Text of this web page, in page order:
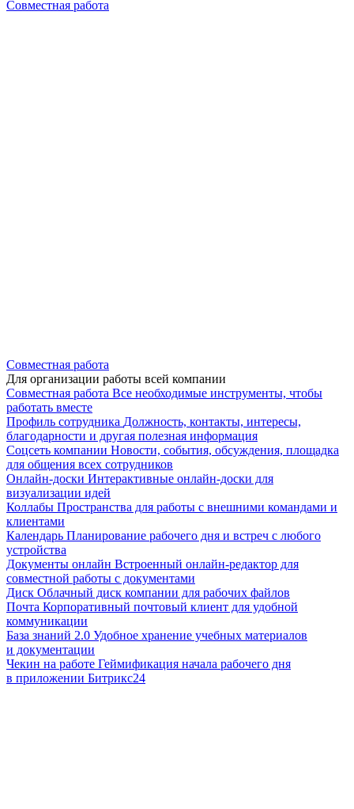
Совместная работа
Совместная работа
Для организации работы всей компании
Совместная работа Все необходимые инструменты, чтобы
работать вместе
Профиль сотрудника Должность, контакты, интересы,
благодарности и другая полезная информация
Соцсеть компании Новости, события, обсуждения, площадка
для общения всех сотрудников
Онлайн-доски Интерактивные онлайн-доски для
визуализации идей
Коллабы Пространства для работы с внешними командами и
клиентами
Календарь Планирование рабочего дня и встреч с любого
устройства
Документы онлайн Встроенный онлайн-редактор для
совместной работы с документами
Диск Облачный диск компании для рабочих файлов
Почта Корпоративный почтовый клиент для удобной
коммуникации
База знаний 2.0 Удобное хранение учебных материалов
и документации
Чекин на работе Геймификация начала рабочего дня
в приложении Битрикс24